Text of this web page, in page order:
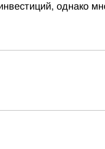
однако